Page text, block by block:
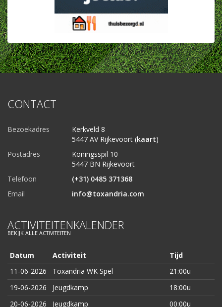
CONTACT
Bezoekadres
Kerkveld 8
5447 AV Rijkevoort (kaart)
Postadres
Koningsspil 10
5447 BN Rijkevoort
Telefoon
(+31) 0485 371368
Email
info@toxandria.com
ACTIVITEITENKALENDER
BEKIJK ALLE ACTIVITEITEN
Datum Activiteit
Tijd
11-06-2026
Toxandria WK Spel
21:00u
19-06-2026
Jeugdkamp
18:00u
20-06-2026
Jeugdkamp 00:00u